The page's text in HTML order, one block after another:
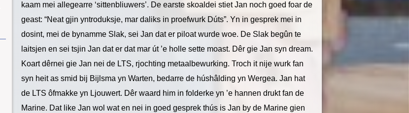
kaam mei allegearre ‘sittenbliuwers’. De earste skoaldei stiet Jan noch goed foar de
geast: “Neat gjin yntroduksje, mar daliks in proefwurk Dúts”. Yn in gesprek mei in
dosint, mei de bynamme Slak, sei Jan dat er piloat wurde woe. De Slak begûn te
laitsjen en sei tsjin Jan dat er dat mar út ’e holle sette moast. Dêr gie Jan syn dream.
Koart dêrnei gie Jan nei de LTS, rjochting metaalbewurking. Troch it nije wurk fan
syn heit as smid bij Bijlsma yn Warten, bedarre de húshâlding yn Wergea. Jan hat
de LTS ôfmakke yn Ljouwert. Dêr waard him in folderke yn ’e hannen drukt fan de
Marine. Dat like Jan wol wat en nei in goed gesprek thús is Jan by de Marine gien